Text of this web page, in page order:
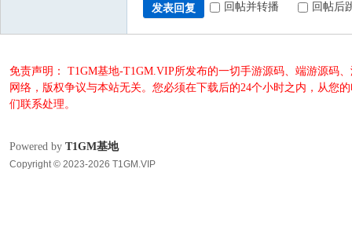
发表回复 回帖并转播 回帖后
免责声明： T1GM基地-T1GM.VIP所发布的一切手游源码、端游源码
网络，版权争议与本站无关。您必须在下载后的24个小时之内，从您
们联系处理。
Powered by T1GM基地
Copyright © 2023-2026 T1GM.VIP